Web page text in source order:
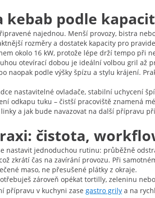
kebab podle
najednou. Menší provozy, bistra
rozměry a dostatek kapacity pro
okolo 16 kW, protože lépe drží tempo při
otevírací dobou je ideální volbou gril až
podle výšky špízu a stylu krájení.
nastavitelné ovladače, stabilní uchycení
odkapu tuku – čistší pracoviště znamená
a jak bude navazovat na další přípravu
čistota,
nastavit jednoduchou rutinu: průběžně
zkrátí čas na zavírání provozu. Při
maso, ne přesušené plátky z okraje.
zároveň opékat tortilly, zeleninu
přípravu v kuchyni zase gastro grily a na